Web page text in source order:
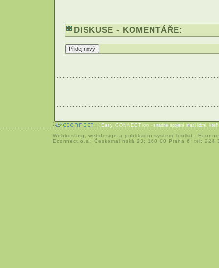
DISKUSE - KOMENTÁŘE:
Easy CONNECTion - snadné spojení mezi lidmi,
Webhosting webdesign a publikační systém Toolkit -
Econnect,o.s.; Českomalínská 23; 160 00 Praha 6; tel: 224